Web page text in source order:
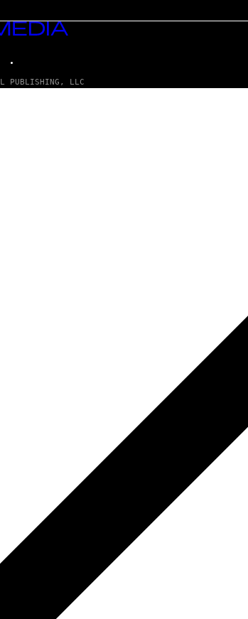
PUBLISHING, LLC